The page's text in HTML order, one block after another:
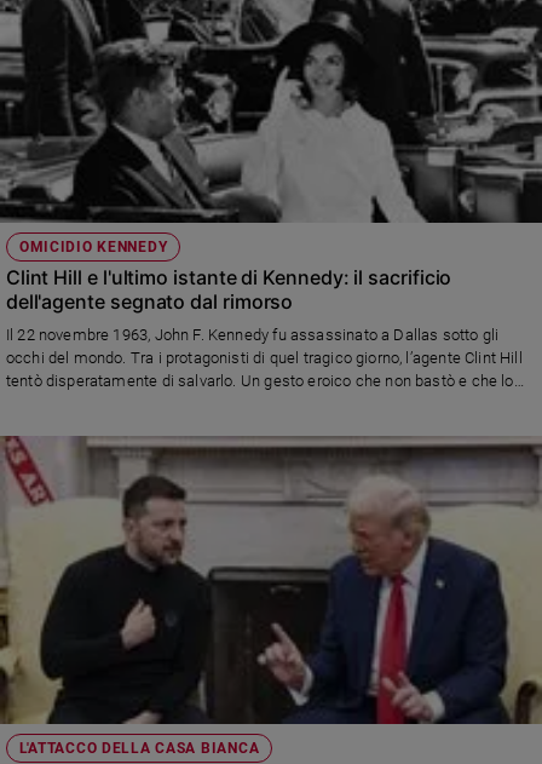
OMICIDIO KENNEDY
Clint Hill e l'ultimo istante di Kennedy: il sacrificio
dell'agente segnato dal rimorso
Il 22 novembre 1963, John F. Kennedy fu assassinato a Dallas sotto gli
occhi del mondo. Tra i protagonisti di quel tragico giorno, l’agente Clint Hill
tentò disperatamente di salvarlo. Un gesto eroico che non bastò e che lo
L'ATTACCO DELLA CASA BIANCA